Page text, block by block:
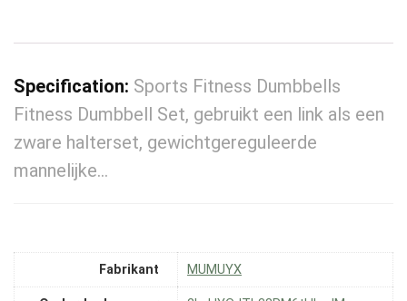
Specification: Sports Fitness Dumbbells
Fitness Dumbbell Set, gebruikt een link als een
zware halterset, gewichtgereguleerde
mannelijke…
Fabrikant ‎MUMUYX